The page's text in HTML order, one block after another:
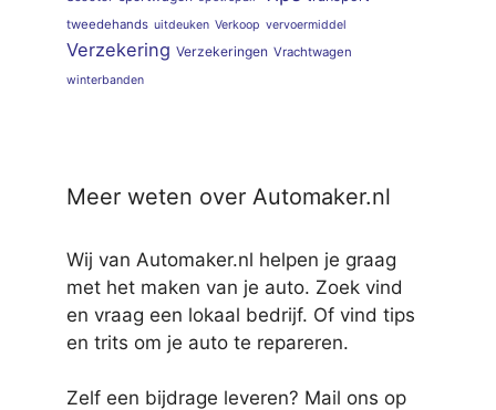
tweedehands uitdeuken Verkoop vervoermiddel
Verzekering Verzekeringen Vrachtwagen
winterbanden
Meer weten over Automaker.nl
Wij van Automaker.nl helpen je graag
met het maken van je auto. Zoek vind
en vraag een lokaal bedrijf. Of vind tips
en trits om je auto te repareren.
Zelf een bijdrage leveren? Mail ons op